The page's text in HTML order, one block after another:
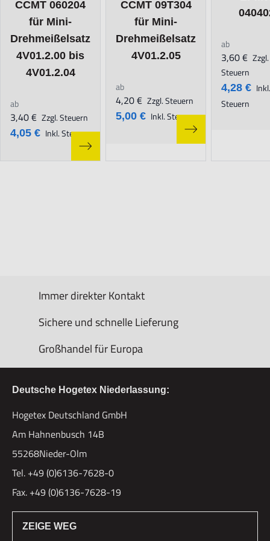
CCMT 060204
für Mini-
Drehmeißelsatz
4V01.2.00 bis
4V01.2.04
ab
4,05 € Inkl. Steuern
3,40 € Zzgl. Steuern
CCMT 09T304
für Mini-
Drehmeißelsatz
4V01.2.05
ab
5,00 € Inkl. Steuern
4,20 € Zzgl. Steuern
ab
4,28 € Inkl.
Steuern
3,60 € Zzgl.
Steuern
Immer direkter Kontakt
Sichere und schnelle Lieferung
Großhandel für Europa
Deutsche Hogetex Niederlassung:
Hogetex Deutschland GmbH
Am Hahnenbusch 14B
55268Nieder-Olm
Tel. +49 (0)6136-7628-0
Fax. +49 (0)6136-7628-19
ZEIGE WEG